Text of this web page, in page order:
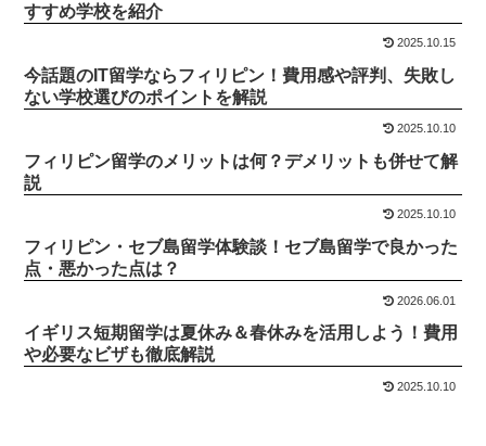
すすめ学校を紹介
2025.10.15
今話題のIT留学ならフィリピン！費用感や評判、失敗し
ない学校選びのポイントを解説
2025.10.10
フィリピン留学のメリットは何？デメリットも併せて解
説
2025.10.10
フィリピン・セブ島留学体験談！セブ島留学で良かった
点・悪かった点は？
2026.06.01
イギリス短期留学は夏休み＆春休みを活用しよう！費用
や必要なビザも徹底解説
2025.10.10